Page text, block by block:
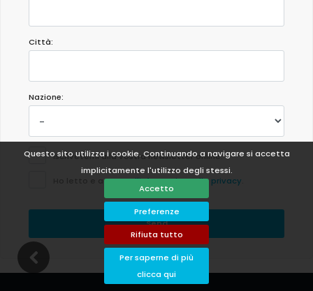
Questo sito utilizza i cookie. Continuando a navigare si accetta
implicitamente l'utilizzo degli stessi.
Accetto
Preferenze
Rifiuta tutto
Per saperne di più
clicca qui
Città:
Nazione:
Iscrivetemi alla vostra newsletter online.
Ho letto e accettol'informativa sulla privacy
Send